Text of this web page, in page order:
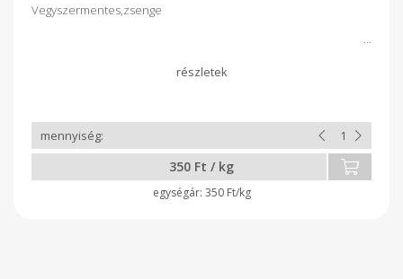
Vegyszermentes,zsenge
350 Ft / kg
350 Ft/kg